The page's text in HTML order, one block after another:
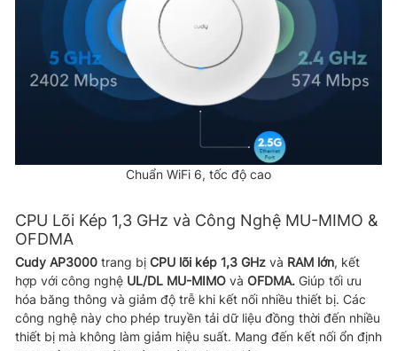
Chuẩn WiFi 6, tốc độ cao
CPU Lõi Kép 1,3 GHz và Công Nghệ MU-MIMO &
OFDMA
Cudy AP3000 trang bị CPU lõi kép 1,3 GHz và RAM lớn, kết
hợp với công nghệ UL/DL MU-MIMO và OFDMA. Giúp tối ưu
hóa băng thông và giảm độ trễ khi kết nối nhiều thiết bị. Các
công nghệ này cho phép truyền tải dữ liệu đồng thời đến nhiều
thiết bị mà không làm giảm hiệu suất. Mang đến kết nối ổn định